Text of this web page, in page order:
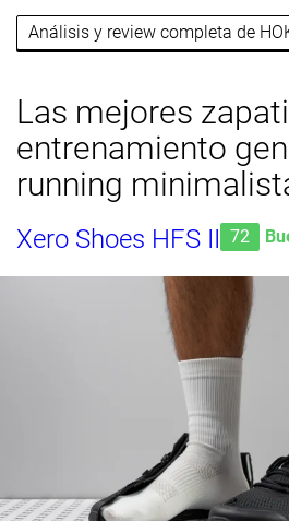
Análisis y review completa de
Las mejores
entrenamiento
running
Xero Shoes HFS II 72